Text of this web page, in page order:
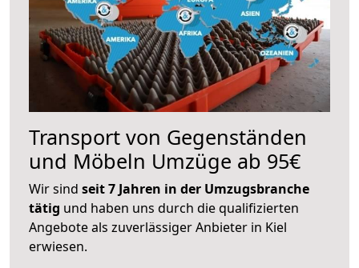
Transport von Gegenständen
und Möbeln Umzüge ab 95€
Wir sind seit 7 Jahren in der Umzugsbranche
tätig und haben uns durch die qualifizierten
Angebote als zuverlässiger Anbieter in Kiel
erwiesen.